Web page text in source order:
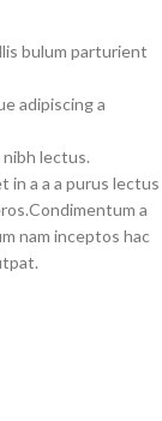
bulum parturient
adipiscing a
lectus.
in a a a purus lectus
a
nam inceptos hac